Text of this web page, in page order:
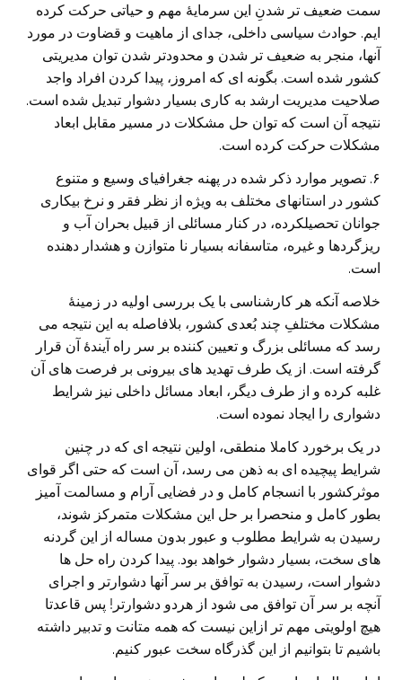
سمت ضعیف تر شدنِ این سرمایۀ مهم و حیاتی حرکت کرده
ایم. حوادث سیاسی داخلی، جدای از ماهیت و قضاوت در مورد
آنها، منجر به ضعیف تر شدن و محدودتر شدن توان مدیریتی
کشور شده است. بگونه ای که امروز، پیدا کردن افراد واجد
صلاحیت مدیریت ارشد به کاری بسیار دشوار تبدیل شده است.
نتیجه آن است که توان حل مشکلات در مسیر مقابل ابعاد
مشکلات حرکت کرده است.
۶. تصویر موارد ذکر شده در پهنه جغرافیای وسیع و متنوع
کشور در استانهای مختلف به ویژه از نظر فقر و نرخ بیکاری
جوانان تحصیلکرده، در کنار مسائلی از قبیل بحران آب و
ریزگردها و غیره، متاسفانه بسیار نا متوازن و هشدار دهنده
است.
خلاصه آنکه هر کارشناسی با یک بررسی اولیه در زمینۀ
مشکلات مختلفِ چند بُعدی کشور، بلافاصله به این نتیجه می
رسد که مسائلی بزرگ و تعیین کننده بر سر راه آیندۀ آن قرار
گرفته است. از یک طرف تهدید های بیرونی بر فرصت های آن
غلبه کرده و از طرف دیگر، ابعاد مسائل داخلی نیز شرایط
دشواری را ایجاد نموده است.
در یک برخورد کاملا منطقی، اولین نتیجه ای که در چنین
شرایط پیچیده ای به ذهن می رسد، آن است که حتی اگر قوای
موثرکشور با انسجام کامل و در فضایی آرام و مسالمت آمیز
بطور کامل و منحصرا بر حل این مشکلات متمرکز شوند،
رسیدن به شرایط مطلوب و عبور بدون مساله از این گردنه
های سخت، بسیار دشوار خواهد بود. پیدا کردن راه حل ها
دشوار است، رسیدن به توافق بر سر آنها دشوارتر و اجرای
آنچه بر سر آن توافق می شود از هردو دشوارتر! پس قاعدتا
هیچ اولویتی مهم تر ازاین نیست که همه متانت و تدبیر داشته
باشیم تا بتوانیم از این گذرگاه سخت عبور کنیم.